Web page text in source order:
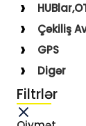
Çəkiliş
GPS
Digər
Filtrlər